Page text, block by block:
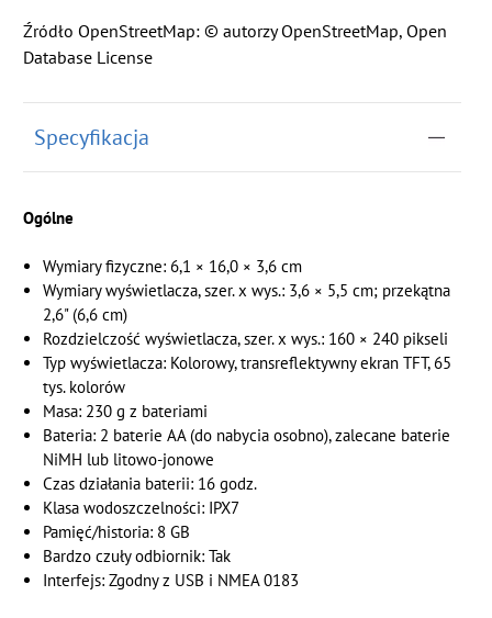
Źródło OpenStreetMap: © autorzy OpenStreetMap,Open
Database License
Specyfikacja
Ogólne
Wymiary fizyczne: 6,1 × 16,0 × 3,6 cm
Wymiary wyświetlacza, szer. x wys.: 3,6 × 5,5 cm; przekątna
2,6" (6,6 cm)
Rozdzielczość wyświetlacza, szer. x wys.: 160 × 240 pikseli
Typ wyświetlacza: Kolorowy, transreflektywny ekran TFT, 65
tys. kolorów
Masa: 230 g z bateriami
Bateria: 2 baterie AA (do nabycia osobno), zalecane baterie
NiMH lub litowo-jonowe
Czas działania baterii: 16 godz.
Klasa wodoszczelności: IPX7
Pamięć/historia: 8 GB
Bardzo czuły odbiornik: Tak
Interfejs: Zgodny z USB i NMEA 0183